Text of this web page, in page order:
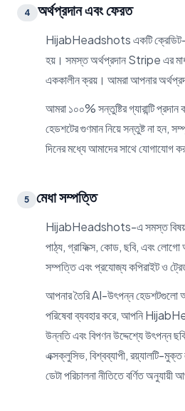
4 অর্থপ্রদান এবং ফেরত
HijabHeadshots একটি ক্রেডিট-
হয়। সমস্ত অর্থপ্রদান Stripe এর
এককালীন ক্রয়। আমরা আপনার
আমরা ১০০% সন্তুষ্টির গ্যারান্টি
হেডশটের গুণমান নিয়ে সন্তুষ্ট না হন,
দিনের মধ্যে আমাদের সাথে যোগাযোগ
5 মেধা সম্পত্তি
HijabHeadshots-এ সমস্ত
পাঠ্য, গ্রাফিক্স, কোড, ছবি, এবং
সম্পত্তি এবং প্রযোজ্য কপিরাইট ও
আপনার তৈরি AI-উৎপন্ন হেডশটগুলো
পরিষেবা ব্যবহার করে, আপনি
উন্নতি এবং বিপণন উদ্দেশ্যে উৎপন্ন
এক্সক্লুসিভ, বিশ্বব্যাপী, রয়্যালটি-
ডেটা পরিচালনা নীতিতে বর্ণিত